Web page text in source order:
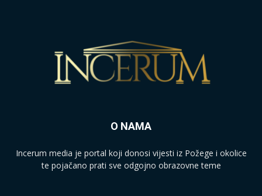
O NAMA
Incerum media je portal koji donosi vijesti iz Požege i okolice
te pojačano prati sve odgojno obrazovne teme